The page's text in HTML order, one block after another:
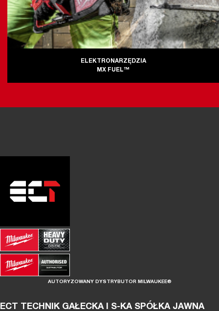
ELEKTRONARZĘDZIA
MX FUEL™
AUTORYZOWANY DYSTRYBUTOR MILWAUKEE®
ECT TECHNIK GAŁECKA I S-KA SPÓŁKA JAWNA